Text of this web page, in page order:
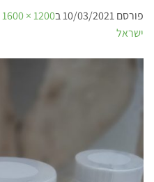
פורסם10/03/2021ב1200 × 1600
ישראל